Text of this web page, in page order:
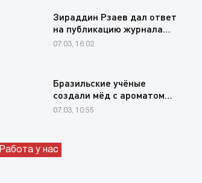
Зираддин Рзаев дал ответ
на публикацию журнала…
07.03, 16:02
Бразильские учёные
создали мёд с ароматом…
07.03, 10:55
Работа у нас